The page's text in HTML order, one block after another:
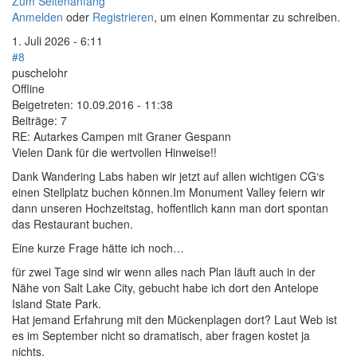
Anmelden oder Registrieren, um einen Kommentar zu schreiben.
1. Juli 2026 - 6:11
#8
puschelohr
Offline
Beigetreten: 10.09.2016 - 11:38
Beiträge: 7
RE: Autarkes Campen mit Graner Gespann
Vielen Dank für die wertvollen Hinweise!!
Dank Wandering Labs haben wir jetzt auf allen wichtigen CG‘s
einen Stellplatz buchen können.Im Monument Valley feiern wir
dann unseren Hochzeitstag, hoffentlich kann man dort spontan
das Restaurant buchen.
Eine kurze Frage hätte ich noch…
für zwei Tage sind wir wenn alles nach Plan läuft auch in der
Nähe von Salt Lake City, gebucht habe ich dort den Antelope
Island State Park.
Hat jemand Erfahrung mit den Mückenplagen dort? Laut Web ist
es im September nicht so dramatisch, aber fragen kostet ja
nichts.